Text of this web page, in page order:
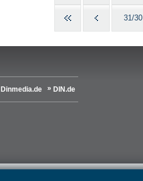
31/30
Dinmedia.de DIN.de